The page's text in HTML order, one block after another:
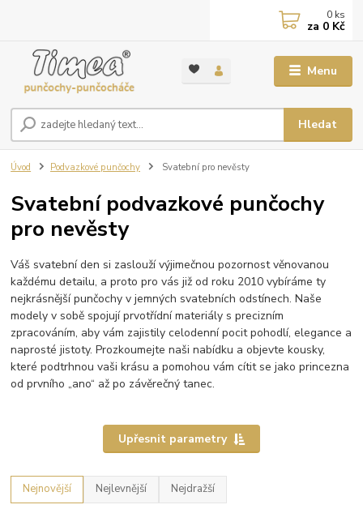
Menu
Hledat
0 ks
za 0 Kč
Úvod Podvazkové punčochy Svatební pro nevěsty
Svatební podvazkové punčochy
pro nevěsty
Váš svatební den si zaslouží výjimečnou pozornost věnovanou
každému detailu, a proto pro vás již od roku 2010 vybíráme ty
nejkrásnější punčochy v jemných svatebních odstínech. Naše
modely v sobě spojují prvotřídní materiály s precizním
zpracováním, aby vám zajistily celodenní pocit pohodlí, elegance a
naprosté jistoty. Prozkoumejte naši nabídku a objevte kousky,
které podtrhnou vaši krásu a pomohou vám cítit se jako princezna
od prvního „ano“ až po závěrečný tanec.
Upřesnit parametry
Nejnovější Nejlevnější Nejdražší